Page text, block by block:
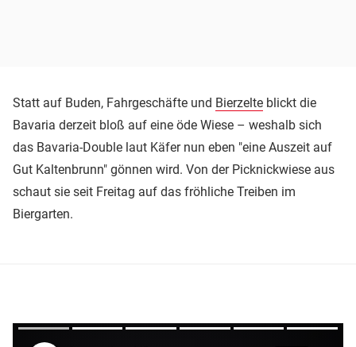
Statt auf Buden, Fahrgeschäfte und Bierzelte blickt die
Bavaria derzeit bloß auf eine öde Wiese – weshalb sich
das Bavaria-Double laut Käfer nun eben "eine Auszeit auf
Gut Kaltenbrunn" gönnen wird. Von der Picknickwiese aus
schaut sie seit Freitag auf das fröhliche Treiben im
Biergarten.